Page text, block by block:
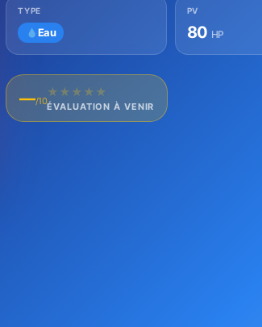
TYPE
Eau
PV
80 HP
—/10
★ ★ ★ ★ ★
ÉVALUATION À VENIR